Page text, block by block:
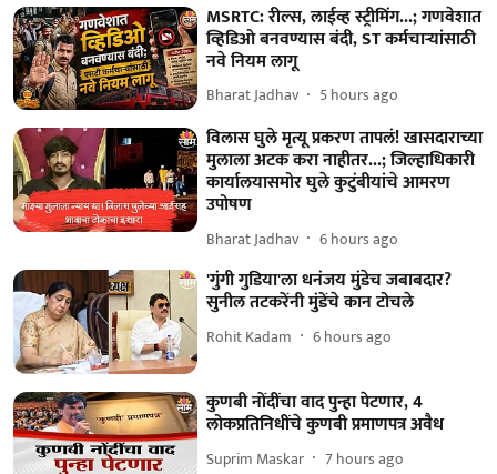
MSRTC: रील्स, लाईव्ह स्ट्रीमिंग...; गणवेशात
व्हिडिओ बनवण्यास बंदी, ST कर्मचाऱ्यांसाठी
नवे नियम लागू
Bharat Jadhav 5 hours ago
विलास घुले मृत्यू प्रकरण तापलं! खासदाराच्या
मुलाला अटक करा नाहीतर...; जिल्हाधिकारी
कार्यालयासमोर घुले कुटुंबीयांचे आमरण
उपोषण
Bharat Jadhav 6 hours ago
'गुंगी गुडिया'ला धनंजय मुंडेच जबाबदार?
सुनील तटकरेंनी मुंडेंचे कान टोचले
Rohit Kadam 6 hours ago
कुणबी नोंदींचा वाद पुन्हा पेटणार, 4
लोकप्रतिनिधींचे कुणबी प्रमाणपत्र अवैध
Suprim Maskar 7 hours ago